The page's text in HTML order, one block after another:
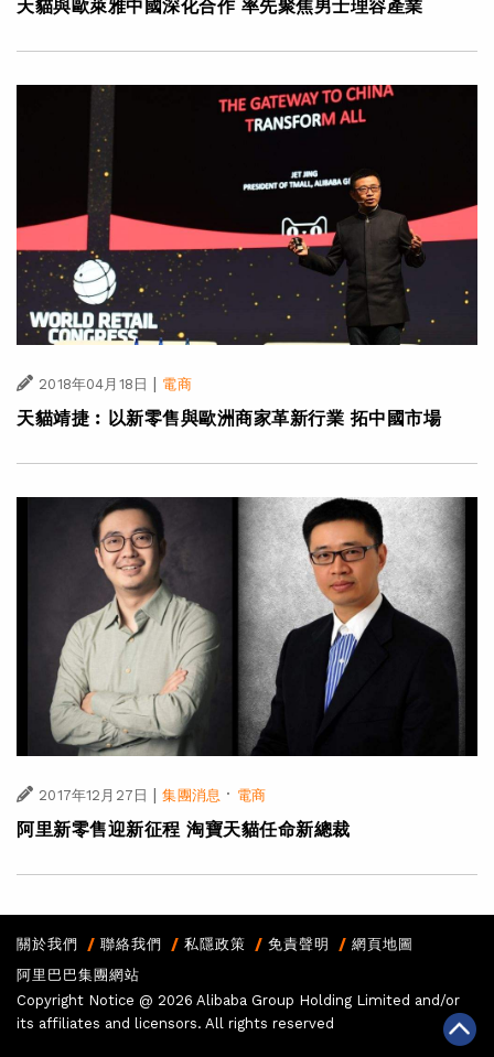
天貓與歐萊雅中國深化合作 率先聚焦男士理容產業
2018年04月18日 | 電商
天貓靖捷︰以新零售與歐洲商家革新行業 拓中國市場
2017年12月27日 | 集團消息 · 電商
阿里新零售迎新征程 淘寶天貓任命新總裁
關於我們 聯絡我們 私隱政策 免責聲明
網頁地圖
阿里巴巴集團網站
Copyright Notice @ 2026 Alibaba Group Holding Limited and/or
its affiliates and licensors. All rights reserved